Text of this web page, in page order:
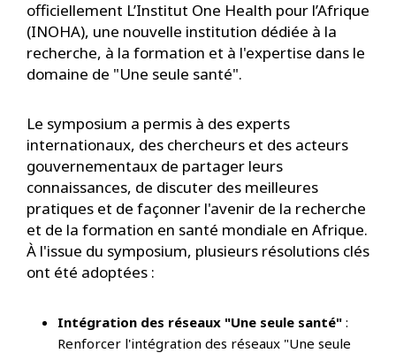
officiellement L’Institut One Health pour l’Afrique
(INOHA), une nouvelle institution dédiée à la
recherche, à la formation et à l'expertise dans le
domaine de "Une seule santé".
Le symposium a permis à des experts
internationaux, des chercheurs et des acteurs
gouvernementaux de partager leurs
connaissances, de discuter des meilleures
pratiques et de façonner l'avenir de la recherche
et de la formation en santé mondiale en Afrique.
À l'issue du symposium, plusieurs résolutions clés
ont été adoptées :
Intégration des réseaux "Une seule santé" :
Renforcer l'intégration des réseaux "Une seule